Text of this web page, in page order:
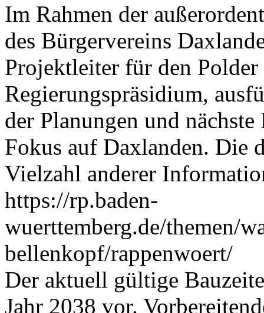
Im Rahmen der
des Bürgervereins
Projektleiter für den
Regierungspräsidium,
der Planungen und
Fokus auf Daxlanden. Die
Vielzahl anderer
https://rp.baden-
wuerttemberg.de/themen/
bellenkopf/rappenwoert/
Der aktuell gültige
Jahr 2038 vor.